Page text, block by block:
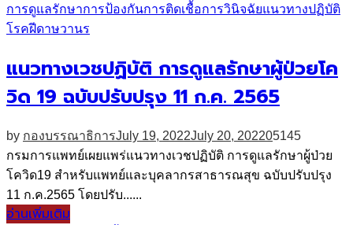
การดูแลรักษาการป้องกันการติดเชื้อการวินิจฉัยแนวทางปฏิบัติ
โรคฝีดาษวานร
แนวทางเวชปฏิบัติ การดูแลรักษาผู้ป่วยโค
วิด 19 ฉบับปรับปรุง 11 ก.ค. 2565
by กองบรรณาธิการJuly 19, 2022July 20, 202205145
กรมการแพทย์เผยแพร่แนวทางเวชปฏิบัติ การดูแลรักษาผู้ป่วย
โควิด19 สำหรับแพทย์และบุคลากรสาธารณสุข ฉบับปรับปรุง
11 ก.ค.2565 โดยปรับ......
อ่านเพิ่มเติม